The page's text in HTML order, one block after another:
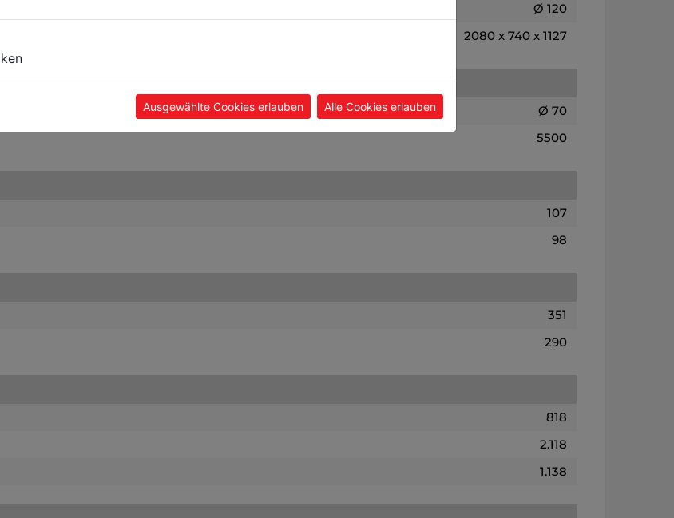
Ø 120
2080 x 740 x 1127
Ø 70
5500
107
98
351
290
818
2.118
1.138
Ausgewählte Cookies erlauben Alle Cookies erlauben